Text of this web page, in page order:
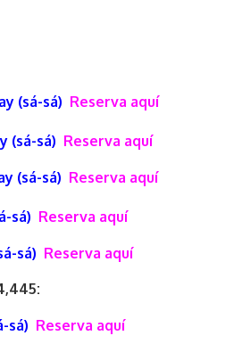
(sá-sá) Reserva aquí
(sá-sá) Reserva aquí
(sá-sá) Reserva aquí
sá) Reserva aquí
sá) Reserva aquí
sá) Reserva aquí